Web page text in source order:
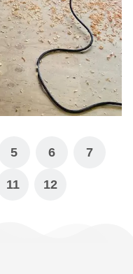
5 6 7
11 12